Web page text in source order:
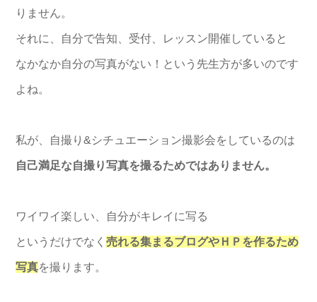
りません。
それに、自分で告知、受付、レッスン開催していると
なかなか自分の写真がない！という先生方が多いのです
よね。
私が、自撮り&シチュエーション撮影会をしているのは
自己満足な自撮り写真を撮るためではありません。
ワイワイ楽しい、自分がキレイに写る
というだけでなく 売れる集まるブログやＨＰを作るため
写真を撮ります。